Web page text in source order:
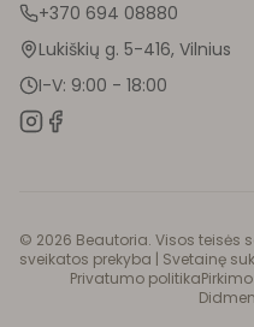
+370 694 08880
Lukiškių g. 5-416, Vilnius
I-V: 9:00 - 18:00
© 2026 Beautoria. Visos teisės
sveikatos prekyba | Svetainę
Privatumo politika